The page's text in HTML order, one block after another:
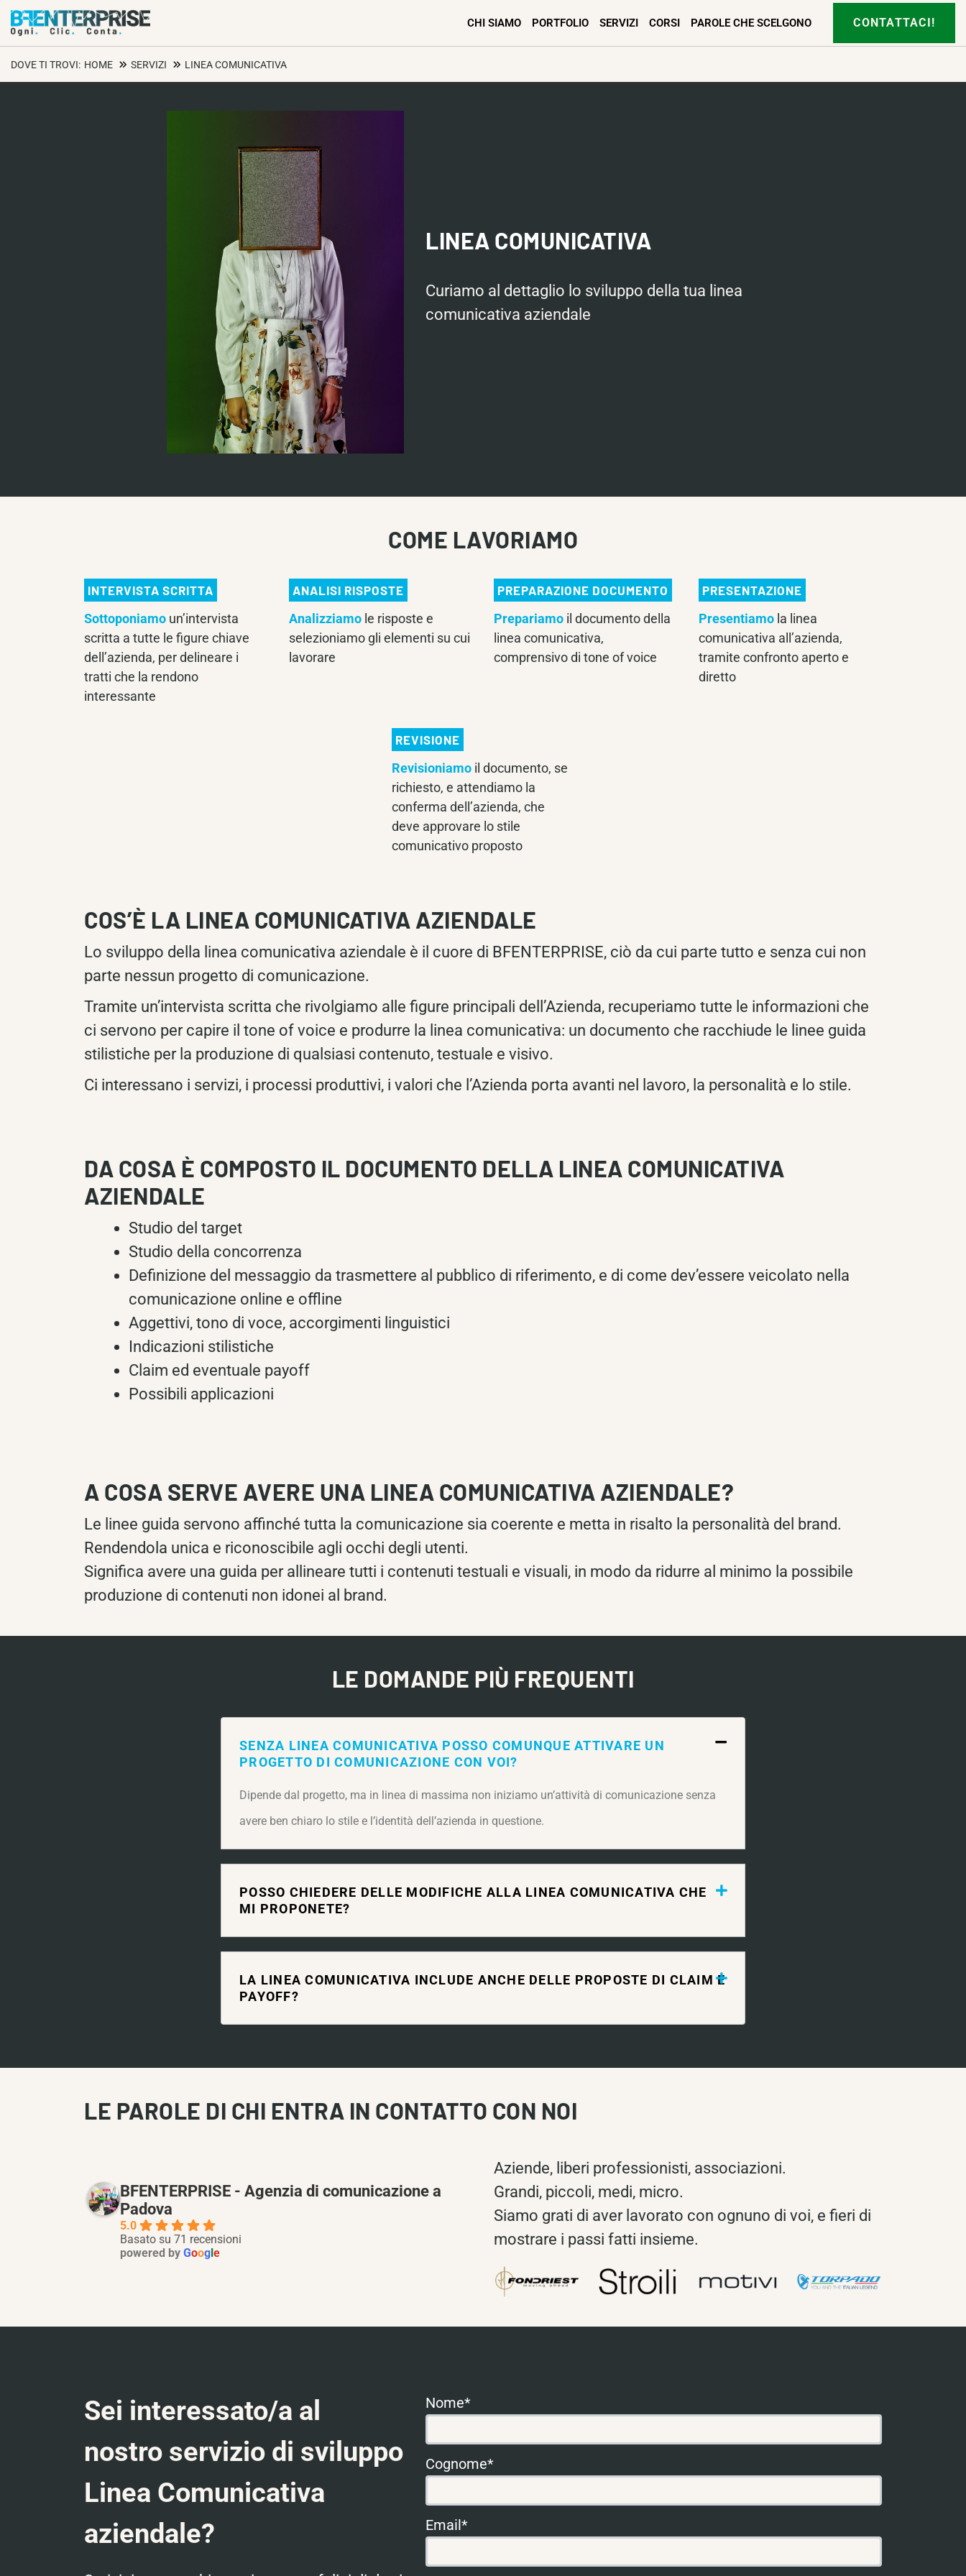
CHI SIAMO PORTFOLIO SERVIZI CORSI PAROLE CHE SCELGONO CONTATTACI!
DOVE TI TROVI: HOME SERVIZI LINEA COMUNICATIVA
LINEA COMUNICATIVA
Curiamo al dettaglio lo sviluppo della tua linea
comunicativa aziendale
COME LAVORIAMO
INTERVISTA SCRITTA
Sottoponiamo un’intervista
scritta a tutte le figure chiave
dell’azienda, per delineare i
tratti che la rendono
interessante
ANALISI RISPOSTE
Analizziamo le risposte e
selezioniamo gli elementi su cui
lavorare
PREPARAZIONE DOCUMENTO
Prepariamo il documento della
linea comunicativa,
comprensivo di tone of voice
PRESENTAZIONE
Presentiamo la linea
comunicativa all’azienda,
tramite confronto aperto e
diretto
REVISIONE
Revisioniamoil documento, se
richiesto, e attendiamo la
conferma dell’azienda, che
deve approvare lo stile
comunicativo proposto
COS’È LA LINEA COMUNICATIVA AZIENDALE
Lo sviluppo della linea comunicativa aziendale è il cuore di BFENTERPRISE, ciò da cui parte tutto e senza cui non
parte nessun progetto di comunicazione.
Tramite un’intervista scritta che rivolgiamo alle figure principali dell’Azienda, recuperiamo tutte le informazioni che
ci servono per capire il tone of voice e produrre la linea comunicativa: un documento che racchiude le linee guida
stilistiche per la produzione di qualsiasi contenuto, testuale e visivo.
Ci interessano i servizi, i processi produttivi, i valori che l’Azienda porta avanti nel lavoro, la personalità e lo stile.
DA COSA È COMPOSTO IL DOCUMENTO DELLA LINEA COMUNICATIVA
AZIENDALE
Studio del target
Studio della concorrenza
Definizione del messaggio da trasmettere al pubblico di riferimento, e di come dev’essere veicolato nella
comunicazione online e offline
Aggettivi, tono di voce, accorgimenti linguistici
Indicazioni stilistiche
Claim ed eventuale payoff
Possibili applicazioni
A COSA SERVE AVERE UNA LINEA COMUNICATIVA AZIENDALE?
Le linee guida servono affinché tutta la comunicazione sia coerente e metta in risalto la personalità del brand.
Rendendola unica e riconoscibile agli occhi degli utenti.
Significa avere una guida per allineare tutti i contenuti testuali e visuali, in modo da ridurre al minimo la possibile
produzione di contenuti non idonei al brand.
LE DOMANDE PIÙ FREQUENTI
SENZA LINEA COMUNICATIVA POSSO COMUNQUE ATTIVARE UN
PROGETTO DI COMUNICAZIONE CON VOI?
Dipende dal progetto, ma in linea di massima non iniziamo un’attività di comunicazione senza
avere ben chiaro lo stile e l’identità dell’azienda in questione.
POSSO CHIEDERE DELLE MODIFICHE ALLA LINEA COMUNICATIVA CHE
MI PROPONETE?
LA LINEA COMUNICATIVA INCLUDE ANCHE DELLE PROPOSTE DI CLAIM E
PAYOFF?
LE PAROLE DI CHI ENTRA IN CONTATTO CON NOI
BFENTERPRISE - Agenzia di comunicazione a
Padova
5.0
Basato su 71 recensioni
powered by Goog e
Aziende, liberi professionisti, associazioni.
Grandi, piccoli, medi, micro.
Siamo grati di aver lavorato con ognuno di voi, e fieri di
mostrare i passi fatti insieme.
Sei interessato/a al
nostro servizio di sviluppo
Linea Comunicativa
aziendale?
Nome*
Cognome*
Email*